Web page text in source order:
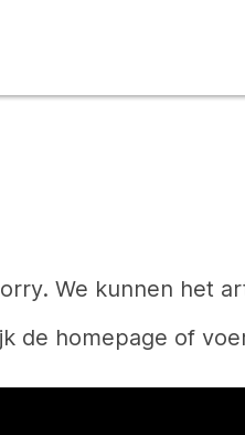
We kunnen het
de homepage of